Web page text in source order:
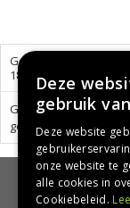
Geschreven door
18-08-19
Goede service en
goed uit
HANDIG
Deze
gebruik
Deze website
onze website te
alle cookies in
Cookiebeleid.